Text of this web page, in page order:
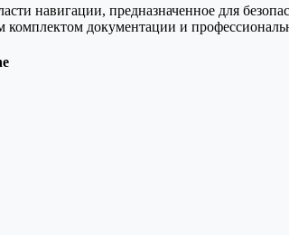
навигации, предназначенное для
документации и